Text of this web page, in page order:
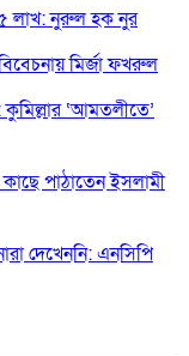
৫ লাখ: নুরুল হক নুর
মির্জা ফখরুল
‘আমতলীতে’
পাঠাতেন ইসলামী
দেখেননি: এনসিপি
কই মাছে